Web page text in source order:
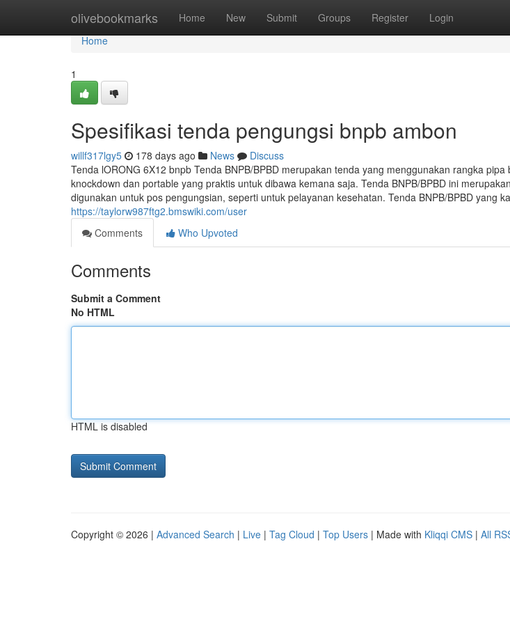
olivebookmarks Home New Submit Groups Register Login
Home
Home
1
Spesifikasi tenda pengungsi bnpb ambon
willf317lgy5 178 days ago News
Discuss
Tenda lORONG 6X12 bnpb Tenda BNPB/BPBD merupakan tenda yang menggunakan rangka
knockdown dan portable yang praktis untuk dibawa kemana saja. Tenda BNPB/BPBD ini
digunakan untuk pos pengungsian, seperti untuk pelayanan kesehatan. Tenda BNPB/BPBD yang
https://taylorw987ftg2.bmswiki.com/user
Comments
Who Upvoted
Comments
Submit a Comment
No HTML
HTML is disabled
Copyright © 2026 | Advanced Search | Live | Tag Cloud | Top Users | Made with Kliqqi CMS | All